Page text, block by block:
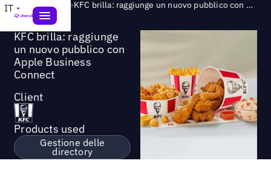
IT Success Story > KFC brilla: raggiunge un nuovo pubblico con Apple Business Connect
KFC brilla: raggiunge
un nuovo pubblico con
Apple Business
Connect
Client
Products used
Gestione delle
directory